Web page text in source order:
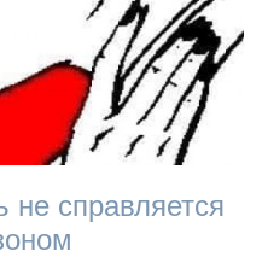
не справляется